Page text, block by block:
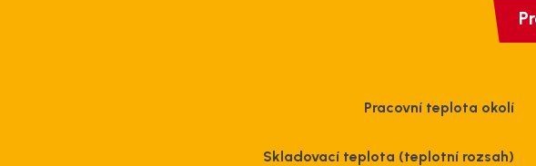
Pracovní teplota okolí
Skladovací teplota (teplotní rozsah)